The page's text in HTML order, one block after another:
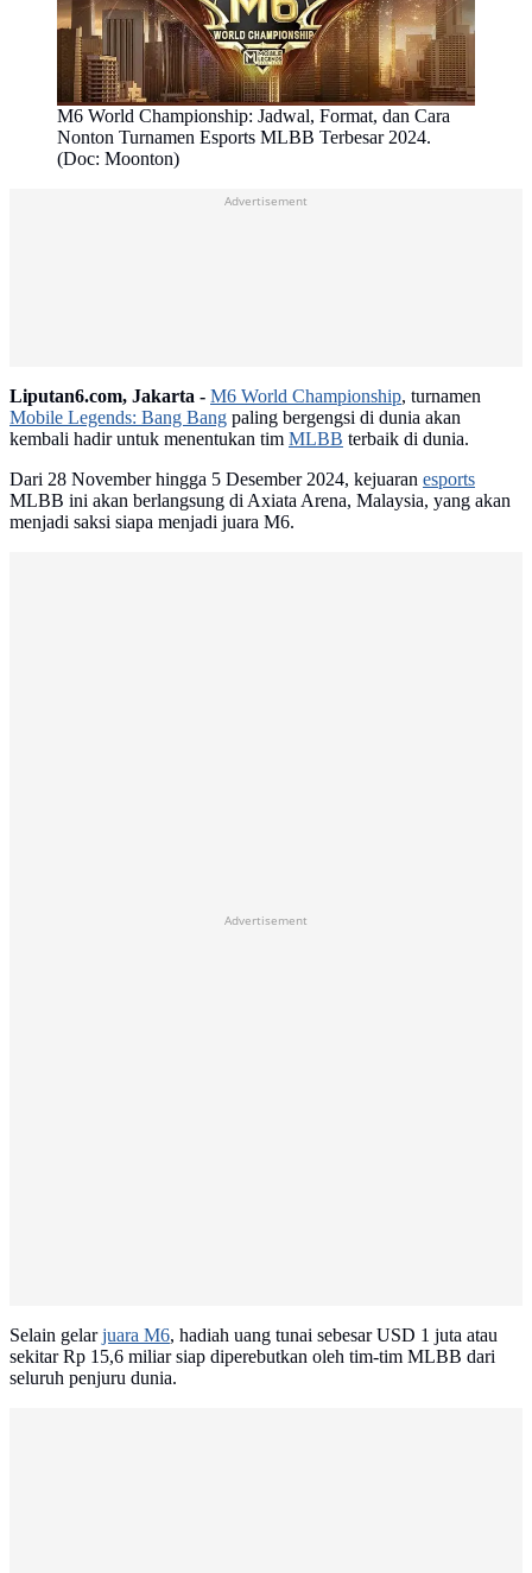
M6 World Championship: Jadwal, Format, dan Cara
Nonton Turnamen Esports MLBB Terbesar 2024.
(Doc: Moonton)
Advertisement
Liputan6.com, Jakarta - M6 World Championship, turnamen
Mobile Legends: Bang Bang paling bergengsi di dunia akan
kembali hadir untuk menentukan tim MLBB terbaik di dunia.
Dari 28 November hingga 5 Desember 2024, kejuaran esports
MLBB ini akan berlangsung di Axiata Arena, Malaysia, yang akan
menjadi saksi siapa menjadi juara M6.
Advertisement
Selain gelarjuara M6, hadiah uang tunai sebesar USD 1 juta atau
sekitar Rp 15,6 miliar siap diperebutkan oleh tim-tim MLBB dari
seluruh penjuru dunia.